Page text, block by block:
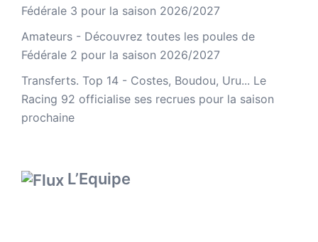
Fédérale 3 pour la saison 2026/2027
Amateurs - Découvrez toutes les poules de
Fédérale 2 pour la saison 2026/2027
Transferts. Top 14 - Costes, Boudou, Uru... Le
Racing 92 officialise ses recrues pour la saison
prochaine
L’Equipe